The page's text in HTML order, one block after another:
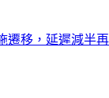
遷移，延遲減半再